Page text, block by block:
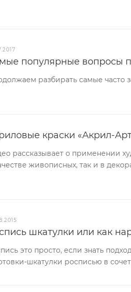
популярные вопросы
разбирать самые часто
краски «Акрил-
рассказывает о применении
живописных, так и в
шкатулки или как
это просто, если знать
шкатулки росписью в